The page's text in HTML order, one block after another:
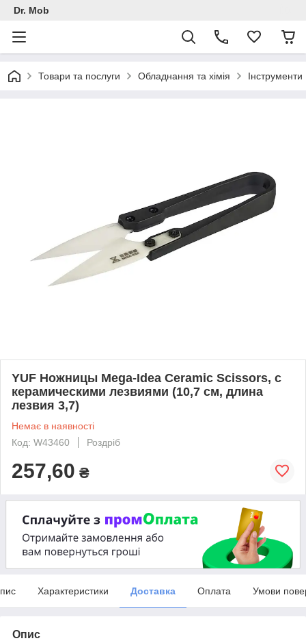
Dr. Mob
Товари та послуги Обладнання та хімія Інструменти
YUF Ножницы Mega-Idea Ceramic Scissors, с
керамическими лезвиями (10,7 см, длина
лезвия 3,7)
Немає в наявності
Код: W43460
Роздріб
257,60 ₴
Характеристики Доставка Оплата Умови
Опис